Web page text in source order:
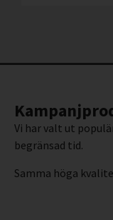
Vi har valt ut
begränsad tid.
Samma höga